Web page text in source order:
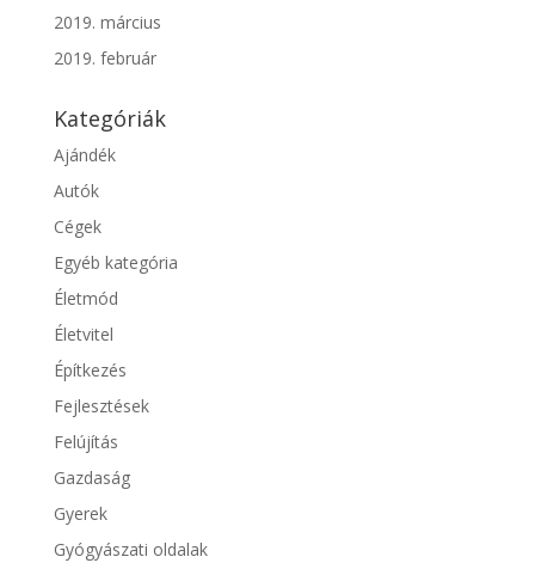
2019. március
2019. február
Kategóriák
Ajándék
Autók
Cégek
Egyéb kategória
Életmód
Életvitel
Építkezés
Fejlesztések
Felújítás
Gazdaság
Gyerek
Gyógyászati oldalak